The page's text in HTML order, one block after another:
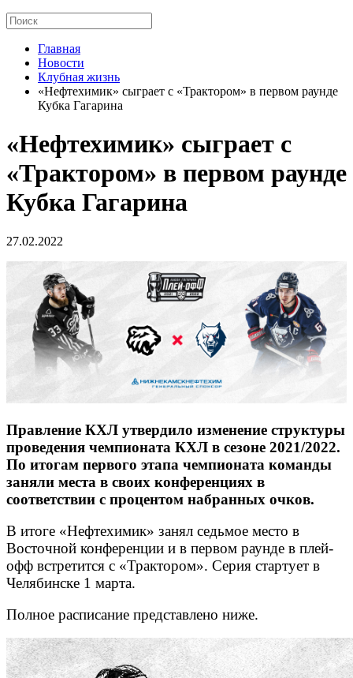
Главная
Новости
Клубная жизнь
«Нефтехимик» сыграет с «Трактором» в первом раунде
Кубка Гагарина
«Нефтехимик» сыграет с
«Трактором» в первом раунде
Кубка Гагарина
27.02.2022
Правление КХЛ утвердило изменение структуры
проведения чемпионата КХЛ в сезоне 2021/2022.
По итогам первого этапа чемпионата команды
заняли места в своих конференциях в
соответствии с процентом набранных очков.
В итоге «Нефтехимик» занял седьмое место в
Восточной конференции и в первом раунде в плей-
офф встретится с «Трактором». Серия стартует в
Челябинске 1 марта.
Полное расписание представлено ниже.